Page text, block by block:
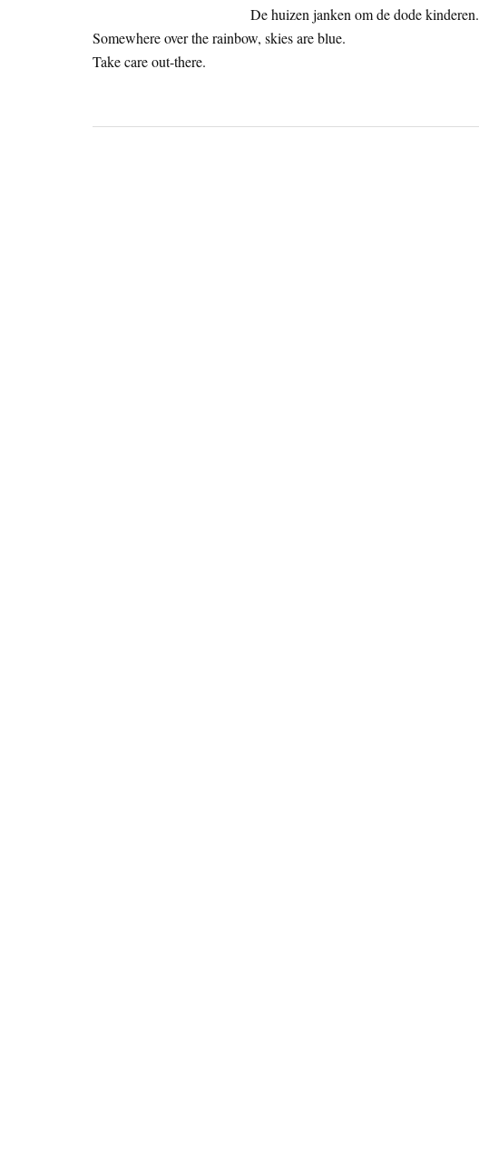
De huizen janken om de dode kinderen.
Somewhere over the rainbow, skies are blue.
Take care out-there.